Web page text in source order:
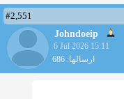
#2,551
Johndoeip
6 Jul 2026 15:11
ارسالها: 686